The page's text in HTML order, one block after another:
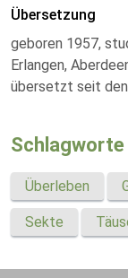
Übersetzung
geboren 1957,
Erlangen,
übersetzt seit den
Schlagworte
Überleben
Sekte